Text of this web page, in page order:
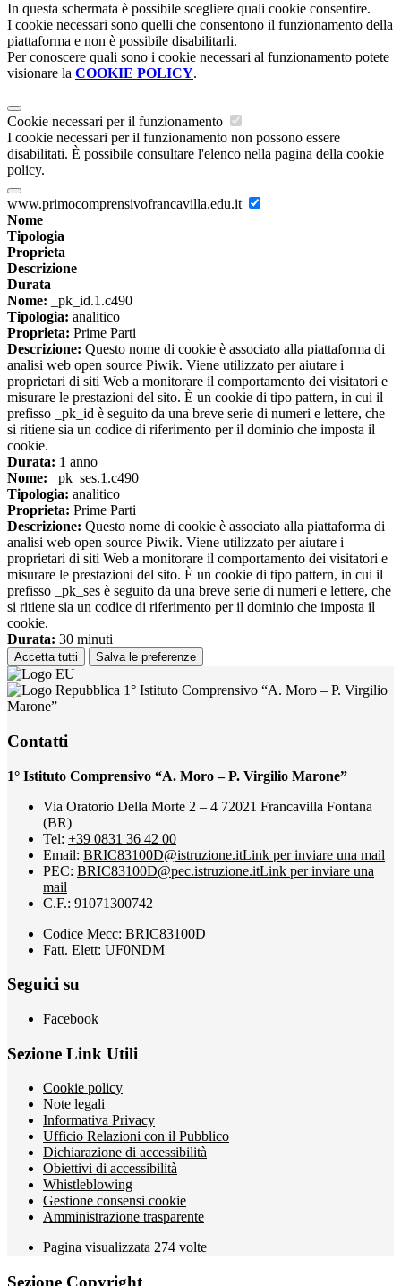
In questa schermata è possibile scegliere quali cookie consentire.
I cookie necessari sono quelli che consentono il funzionamento della
piattaforma e non è possibile disabilitarli.
Per conoscere quali sono i cookie necessari al funzionamento potete
visionare la COOKIE POLICY.
Cookie necessari per il funzionamento
I cookie necessari per il funzionamento non possono essere
disabilitati. È possibile consultare l'elenco nella pagina della cookie
policy.
www.primocomprensivofrancavilla.edu.it
Nome
Tipologia
Proprieta
Descrizione
Durata
Nome: _pk_id.1.c490
Tipologia: analitico
Proprieta: Prime Parti
Descrizione: Questo nome di cookie è associato alla piattaforma di
analisi web open source Piwik. Viene utilizzato per aiutare i
proprietari di siti Web a monitorare il comportamento dei visitatori e
misurare le prestazioni del sito. È un cookie di tipo pattern, in cui il
prefisso _pk_id è seguito da una breve serie di numeri e lettere, che
si ritiene sia un codice di riferimento per il dominio che imposta il
cookie.
Durata: 1 anno
Nome: _pk_ses.1.c490
Tipologia: analitico
Proprieta: Prime Parti
Descrizione: Questo nome di cookie è associato alla piattaforma di
analisi web open source Piwik. Viene utilizzato per aiutare i
proprietari di siti Web a monitorare il comportamento dei visitatori e
misurare le prestazioni del sito. È un cookie di tipo pattern, in cui il
prefisso _pk_ses è seguito da una breve serie di numeri e lettere, che
si ritiene sia un codice di riferimento per il dominio che imposta il
cookie.
Durata: 30 minuti
Accetta tutti Salva le preferenze
1° Istituto Comprensivo “A. Moro – P. Virgilio
Marone”
Contatti
1° Istituto Comprensivo “A. Moro – P. Virgilio Marone”
Via Oratorio Della Morte 2 – 4 72021 Francavilla Fontana
(BR)
Tel: +39 0831 36 42 00
Email: BRIC83100D@istruzione.itLink per inviare una mail
PEC: BRIC83100D@pec.istruzione.itLink per inviare una
mail
C.F.: 91071300742
Codice Mecc: BRIC83100D
Fatt. Elett: UF0NDM
Seguici su
Facebook
Sezione Link Utili
Cookie policy
Note legali
Informativa Privacy
Ufficio Relazioni con il Pubblico
Dichiarazione di accessibilità
Obiettivi di accessibilità
Whistleblowing
Gestione consensi cookie
Amministrazione trasparente
Pagina visualizzata 274 volte
Sezione Copyright